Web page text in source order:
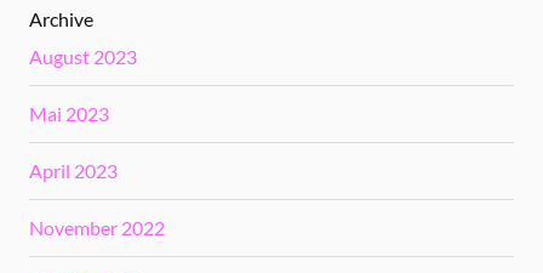
Archive
August 2023
Mai 2023
April 2023
November 2022